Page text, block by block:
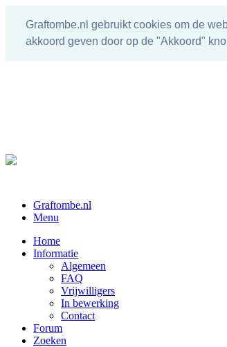
Graftombe.nl gebruikt cookies om de
akkoord geven door op de "Akkoord"
Graftombe.nl
Menu
Home
Informatie
Algemeen
FAQ
Vrijwilligers
In bewerking
Contact
Forum
Zoeken